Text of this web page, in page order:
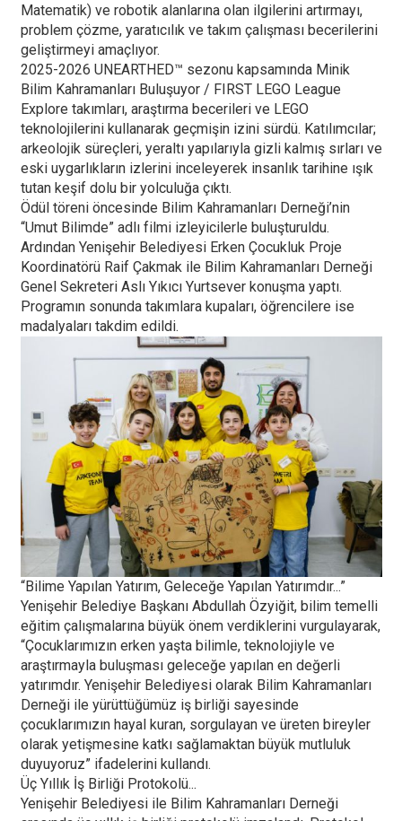
Matematik) ve robotik alanlarına olan ilgilerini artırmayı,
problem çözme, yaratıcılık ve takım çalışması becerilerini
geliştirmeyi amaçlıyor.
2025-2026 UNEARTHED™ sezonu kapsamında Minik
Bilim Kahramanları Buluşuyor / FIRST LEGO League
Explore takımları, araştırma becerileri ve LEGO
teknolojilerini kullanarak geçmişin izini sürdü. Katılımcılar;
arkeolojik süreçleri, yeraltı yapılarıyla gizli kalmış sırları ve
eski uygarlıkların izlerini inceleyerek insanlık tarihine ışık
tutan keşif dolu bir yolculuğa çıktı.
Ödül töreni öncesinde Bilim Kahramanları Derneği’nin
“Umut Bilimde” adlı filmi izleyicilerle buluşturuldu.
Ardından Yenişehir Belediyesi Erken Çocukluk Proje
Koordinatörü Raif Çakmak ile Bilim Kahramanları Derneği
Genel Sekreteri Aslı Yıkıcı Yurtsever konuşma yaptı.
Programın sonunda takımlara kupaları, öğrencilere ise
madalyaları takdim edildi.
“Bilime Yapılan Yatırım, Geleceğe Yapılan Yatırımdır...”
Yenişehir Belediye Başkanı Abdullah Özyiğit, bilim temelli
eğitim çalışmalarına büyük önem verdiklerini vurgulayarak,
“Çocuklarımızın erken yaşta bilimle, teknolojiyle ve
araştırmayla buluşması geleceğe yapılan en değerli
yatırımdır. Yenişehir Belediyesi olarak Bilim Kahramanları
Derneği ile yürüttüğümüz iş birliği sayesinde
çocuklarımızın hayal kuran, sorgulayan ve üreten bireyler
olarak yetişmesine katkı sağlamaktan büyük mutluluk
duyuyoruz” ifadelerini kullandı.
Üç Yıllık İş Birliği Protokolü...
Yenişehir Belediyesi ile Bilim Kahramanları Derneği